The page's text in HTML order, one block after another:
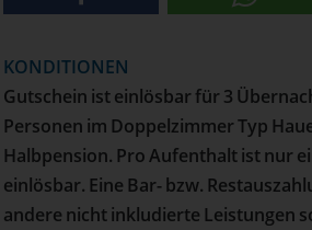
KONDITIONEN
Gutschein ist einlösbar für 3
Personen im Doppelzimmer Typ
Halbpension. Pro Aufenthalt ist nur
einlösbar. Eine Bar- bzw.
andere nicht inkludierte Leistungen